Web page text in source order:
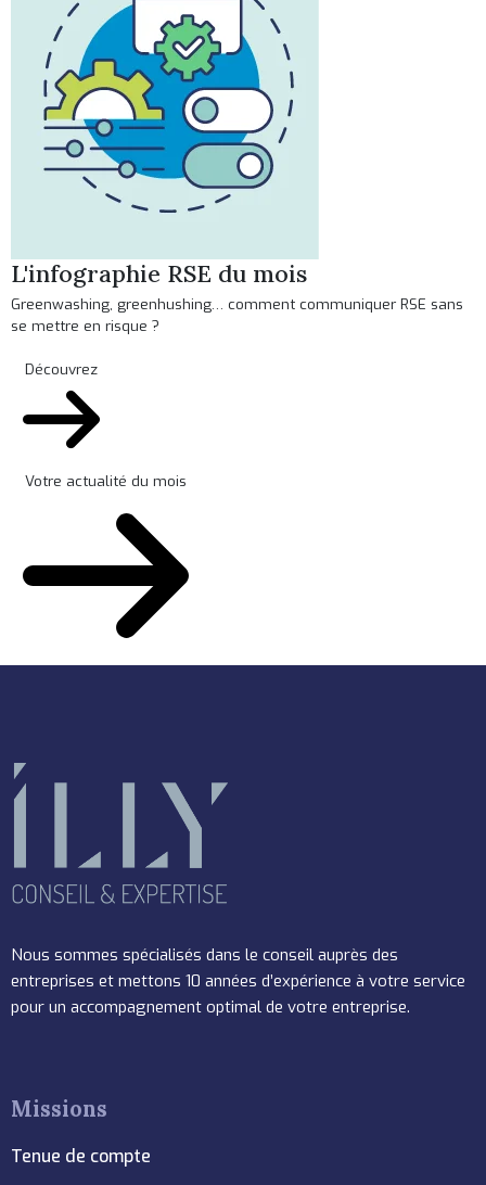
L'infographie RSE du mois
Greenwashing, greenhushing… comment communiquer RSE sans
se mettre en risque ?
Découvrez
Votre actualité du mois
Nous sommes spécialisés dans le conseil auprès des
entreprises et mettons 10 années d’expérience à votre service
pour un accompagnement optimal de votre entreprise.
Missions
Tenue de compte